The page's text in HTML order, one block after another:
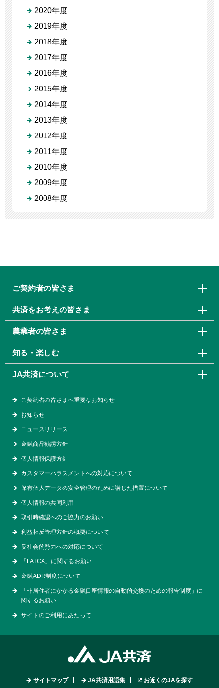
2020年度
2019年度
2018年度
2017年度
2016年度
2015年度
2014年度
2013年度
2012年度
2011年度
2010年度
2009年度
2008年度
ご契約者の皆さま
共済をお考えの皆さま
農業者の皆さま
知る・楽しむ
JA共済について
ご契約者の皆さまへ重要なお知らせ
お知らせ
ニュースリリース
金融商品勧誘方針
個人情報保護方針
カスタマーハラスメントへの対応について
保有個人データの安全管理のために講じた措置について
個人情報の共同利用
取引時確認へのご協力のお願い
利益相反管理方針の概要について
反社会的勢力への対応について
「FATCA」に関するお願い
金融ADR制度について
「非居住者にかかる金融口座情報の自動的交換のための報告制度」に
関するお願い
サイトのご利用にあたって
サイトマップ JA共済用語集
お近くのJAを探す